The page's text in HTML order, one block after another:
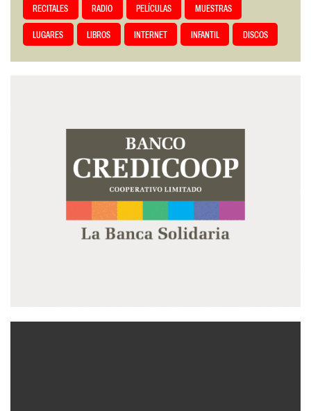
RECITALES RADIO PELÍCULAS MUESTRAS
LUGARES LIBROS INTERNET INFANTIL DISCOS